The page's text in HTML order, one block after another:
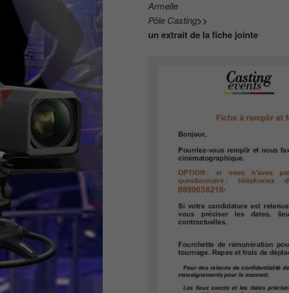
Armelle
Pôle Casting>>
un extrait de la fiche jointe